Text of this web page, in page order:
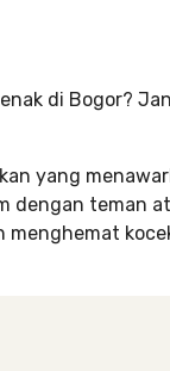
di Bogor?
yang
dengan teman